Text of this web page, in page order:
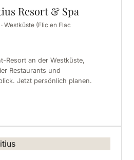
Resort & Spa
Westküste (Flic en Flac
Resort an der Westküste,
Restaurants und
Jetzt persönlich planen.